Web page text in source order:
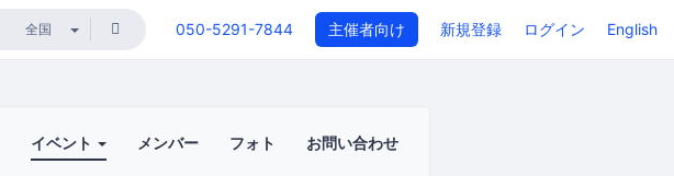
050-5291-7844 主催者向け 新規登録 ログイン English
イベント メンバー フォト お問い合わせ